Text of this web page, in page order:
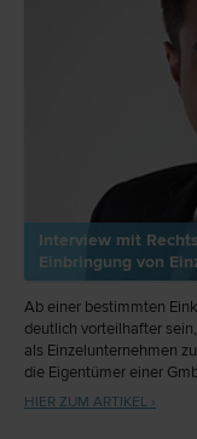
Interview mit
Einbringung von
Ab einer bestimmten
deutlich vorteilhafter
als Einzelunternehmen
die Eigentümer einer
solche Einbringung und
HIER ZUM ARTIKEL ›